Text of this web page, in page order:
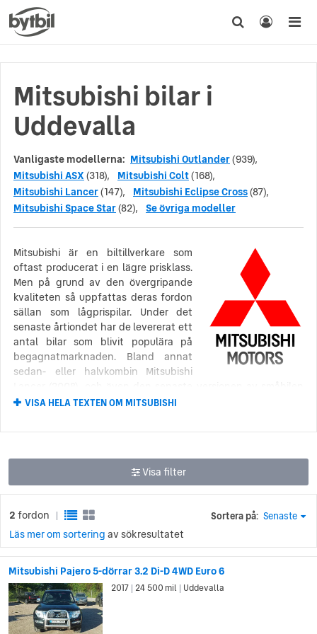
Mitsubishi bilar i
Uddevalla
Vanligaste modellerna: Mitsubishi Outlander(939),
Mitsubishi ASX (318), Mitsubishi Colt(168),
Mitsubishi Lancer(147), Mitsubishi Eclipse Cross(87),
Mitsubishi Space Star(82), Se övriga modeller
Mitsubishi är en biltillverkare som
oftast producerat i en lägre prisklass.
Men på grund av den övergripande
kvaliteten så uppfattas deras fordon
sällan som lågprispilar. Under det
senaste årtiondet har de levererat ett
antal bilar som blivit populära på
begagnatmarknaden. Bland annat
sedan- eller halvkombin Mitsubishi
Mitsubishi Colt/Mirage (2002 – 2012, 2012 – idag).
minskat för att företaget ska kunna fokusera på att leverera
den prisvärda kvalitet och körupplevelse gjorde dem kända.
Mitsubishis första steg mot
biltillverkning
Den japanska skeppstillverkaren Mitsubishi gjorde ett försök
att bryta sig in på bilmarknaden så tidigt som 1917. Deras
första bil, Mitsubishi Model A, var en handbyggd, sjusitsig
sedan baserad på Fiats modell Tipo 3. Produktionen
avslutades dock redan 1921, efter att bara 22 exemplar hade
byggts.
VISA HELA TEXTEN OM MITSUBISHI
Visa filter
2 fordon Sortera på: Senaste
Läs mer om sortering av sökresultatet
Mitsubishi Pajero 5-dörrar 3.2 Di-D 4WD Euro 6
2017 24 500 mil Uddevalla